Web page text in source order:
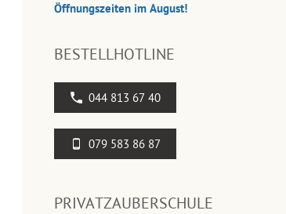
Öffnungszeiten im August!
BESTELLHOTLINE
044 813 67 40
079 583 86 87
PRIVATZAUBERSCHULE